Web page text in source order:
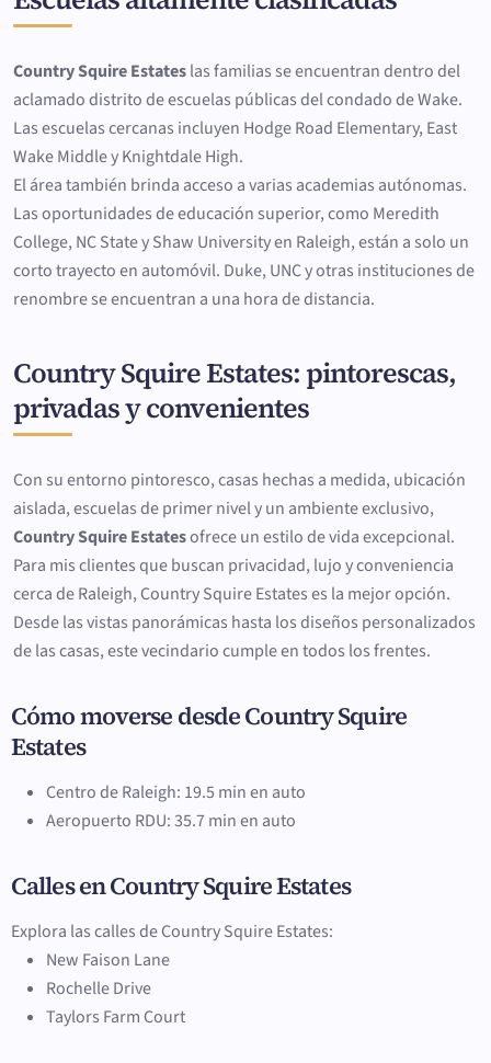
Country Squire Estateslas familias se encuentran dentro del
aclamado distrito de escuelas públicas del condado de Wake.
Las escuelas cercanas incluyen Hodge Road Elementary, East
Wake Middle y Knightdale High.
El área también brinda acceso a varias academias autónomas.
Las oportunidades de educación superior, como Meredith
College, NC State y Shaw University en Raleigh, están a solo un
corto trayecto en automóvil. Duke, UNC y otras instituciones de
renombre se encuentran a una hora de distancia.
Country Squire Estates: pintorescas,
privadas y convenientes
Con su entorno pintoresco, casas hechas a medida, ubicación
aislada, escuelas de primer nivel y un ambiente exclusivo,
Country Squire Estatesofrece un estilo de vida excepcional.
Para mis clientes que buscan privacidad, lujo y conveniencia
cerca de Raleigh, Country Squire Estates es la mejor opción.
Desde las vistas panorámicas hasta los diseños personalizados
de las casas, este vecindario cumple en todos los frentes.
Cómo moverse desde Country Squire
Estates
Centro de Raleigh: 19.5 min en auto
Aeropuerto RDU: 35.7 min en auto
Calles en Country Squire Estates
Explora las calles de Country Squire Estates:
New Faison Lane
Rochelle Drive
Taylors Farm Court